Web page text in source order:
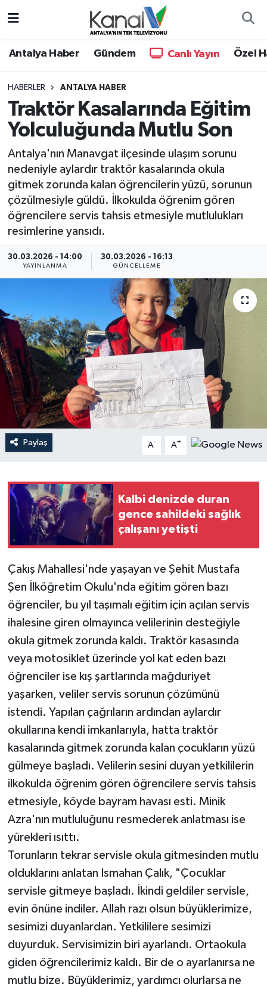
Antalya Haber Gündem Canlı Yayın Özel
HABERLER ANTALYA HABER
Traktör Kasalarında Eğitim
Yolculuğunda Mutlu Son
Antalya'nın Manavgat ilçesinde ulaşım sorunu
nedeniyle aylardır traktör kasalarında okula
gitmek zorunda kalan öğrencilerin yüzü, sorunun
çözülmesiyle güldü. İlkokulda öğrenim gören
öğrencilere servis tahsis etmesiyle mutlulukları
resimlerine yansıdı.
30.03.2026 - 14:00
YAYINLANMA
30.03.2026 - 16:13
GÜNCELLEME
Paylaş A- A+
Kalbi denizde duran
gence sahildeki sağlık
çalışanı yetişti
Çakış Mahallesi'nde yaşayan ve Şehit Mustafa
Şen İlköğretim Okulu'nda eğitim gören bazı
öğrenciler, bu yıl taşımalı eğitim için açılan servis
ihalesine giren olmayınca velilerinin desteğiyle
okula gitmek zorunda kaldı. Traktör kasasında
veya motosiklet üzerinde yol kat eden bazı
öğrenciler ise kış şartlarında mağduriyet
yaşarken, veliler servis sorunun çözümünü
istendi. Yapılan çağrıların ardından aylardır
okullarına kendi imkanlarıyla, hatta traktör
kasalarında gitmek zorunda kalan çocukların yüzü
gülmeye başladı. Velilerin sesini duyan yetkililerin
ilkokulda öğrenim gören öğrencilere servis tahsis
etmesiyle, köyde bayram havası esti. Minik
Azra'nın mutluluğunu resmederek anlatması ise
yürekleri ısıttı.
Torunların tekrar servisle okula gitmesinden mutlu
olduklarını anlatan Ismahan Çalık, "Çocuklar
servisle gitmeye başladı. İkindi geldiler servisle,
evin önüne indiler. Allah razı olsun büyüklerimize,
sesimizi duyanlardan. Yetkililere sesimizi
duyurduk. Servisimizin biri ayarlandı. Ortaokula
giden öğrencilerimiz kaldı. Bir de o ayarlanırsa ne
mutlu bize. Büyüklerimiz, yardımcı olurlarsa ne
Antalya Haber
Dünya
Eğitim
Ekonomi
Gündem
Günün Manşetleri
Haber Kuşakları
KANALV Spor
Kültür Sanat
Magazin
Öğle Bülteni
Sağlık
Sosyal medya
Spor
Televizyon
Turizm
Yaşam
Hava Durumu
Trafik Durumu
Süper Lig Puan Durumu ve Fikstür
Tüm Manşetler
Son Dakika Haberleri
Haber Arşivi